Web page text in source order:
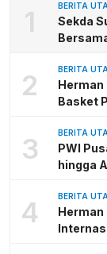
1 BERITA
Sekda
2 BERITA
Herman
Basket
3 BERITA
PWI
hingga
4 BERITA
Herman